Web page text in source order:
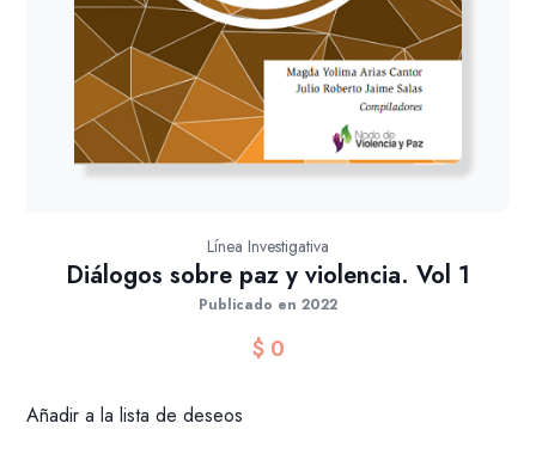
Línea Investigativa
Diálogos sobre paz y violencia. Vol 1
Publicado en 2022
$0
Añadir a la lista de deseos